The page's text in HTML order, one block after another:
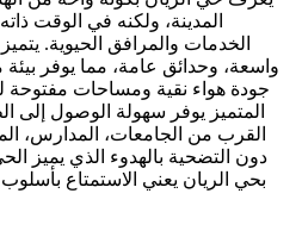
المدينة، ولكنه في الوقت
الخدمات والمرافق الحيوية.
واسعة، وحدائق عامة، مما يوفر بيئة
جودة هواء نقية ومساحات مفتوحة
المتميز يوفر سهولة الوصول إلى
القرب من الجامعات، المدارس،
دون التضحية بالهدوء الذي يميز
بحي الريان يعني الاستمتاع